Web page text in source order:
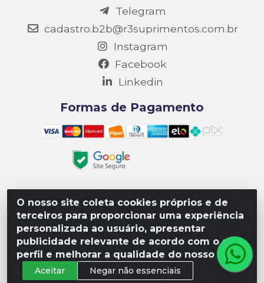
O nosso site coleta cookies próprios e de
terceiros para proporcionar uma experiência
personalizada ao usuário, apresentar
publicidade relevante de acordo com o seu
perfil e melhorar a qualidade do nosso site.
Aceitar Negar não essenciais
Telegram
cadastro.b2b@r3suprimentos.com.br
Instagram
Facebook
Linkedin
Formas de Pagamento
Matriz R3 Suprimentos - Rua 14, Polo Empresarial Goiás
– Etapa III, Quadra: 15; Lote 04, Aparecida de
Goiânia/GO, CEP 74985-182. - CNPJ 10.641.901/0001-16